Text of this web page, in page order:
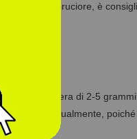
stomaco o bruciore, è
giornaliera di 2-5
gradualmente,